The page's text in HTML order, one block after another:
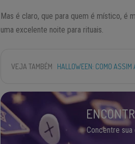
Mas é claro, que para quem é místico, é
uma excelente noite para rituais.
VEJA TAMBÉM HALLOWEEN: COMO
Concentre sua